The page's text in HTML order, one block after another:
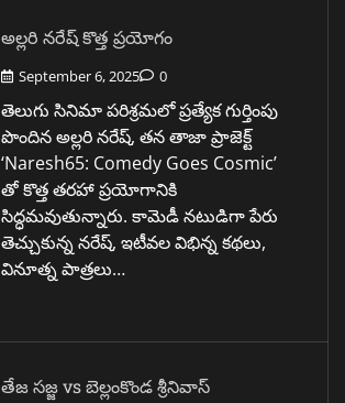
అల్లరి నరేష్ కొత్త ప్రయోగం
September 6, 2025 0
తెలుగు సినిమా పరిశ్రమలో ప్రత్యేక గుర్తింపు
పొందిన అల్లరి నరేష్, తన తాజా ప్రాజెక్ట్
‘Naresh65: Comedy Goes Cosmic’
తో కొత్త తరహా ప్రయోగానికి
సిద్ధమవుతున్నారు. కామెడీ నటుడిగా పేరు
తెచ్చుకున్న నరేష్, ఇటీవల విభిన్న కథలు,
వినూత్న పాత్రలు…
తేజ సజ్జ vs బెల్లంకొండ శ్రీనివాస్